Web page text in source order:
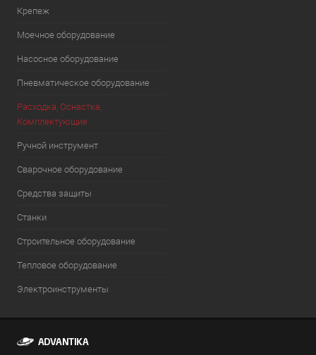
Крепеж
Моечное оборудование
Насосное оборудование
Пневматическое оборудование
Расходка, Оснастка,
Комплектующие
Ручной инструмент
Сварочное оборудование
Средства защиты
Станки
Строительное оборудование
Тепловое оборудование
Электроинструменты